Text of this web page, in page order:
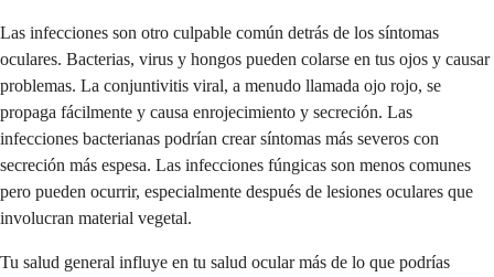
Las infecciones son otro culpable común detrás de los síntomas
oculares. Bacterias, virus y hongos pueden colarse en tus ojos y causar
problemas. La conjuntivitis viral, a menudo llamada ojo rojo, se
propaga fácilmente y causa enrojecimiento y secreción. Las
infecciones bacterianas podrían crear síntomas más severos con
secreción más espesa. Las infecciones fúngicas son menos comunes
pero pueden ocurrir, especialmente después de lesiones oculares que
involucran material vegetal.
Tu salud general influye en tu salud ocular más de lo que podrías